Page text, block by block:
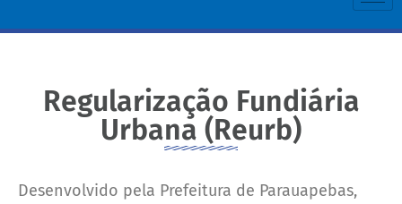
Regularização Fundiária
Urbana (Reurb)
Desenvolvido pela Prefeitura de Parauapebas,